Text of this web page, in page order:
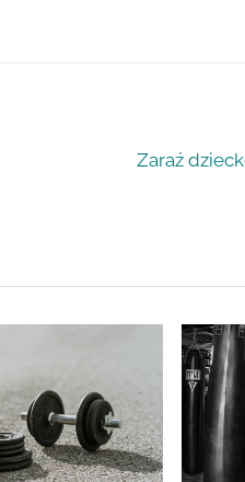
N
P
:
Zaraź